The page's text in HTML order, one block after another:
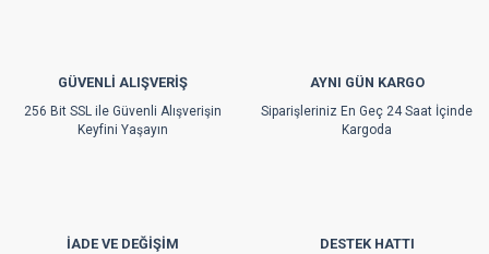
Ürün fiyatı diğer sitelerden daha pahalı.
Bu ürüne benzer farklı alternatifler olmalı.
GÜVENLİ ALIŞVERİŞ
256 Bit SSL ile Güvenli Alışverişin
Keyfini Yaşayın
AYNI GÜN KARGO
Siparişleriniz En Geç 24 Saat İçinde
Kargoda
İADE VE DEĞİŞİM DESTEK HATTI